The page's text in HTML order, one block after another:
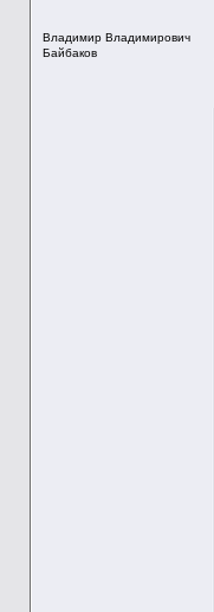
Владимир Владимирович
Байбаков